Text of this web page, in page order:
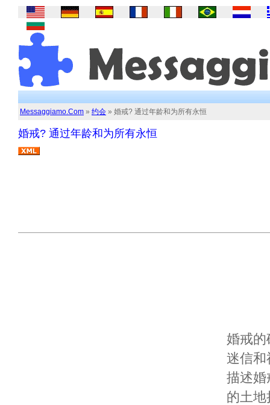
Messaggiamo.Com » 约会 » 婚戒? 通过年龄和为所有永恒
婚戒? 通过年龄和为所有永恒
婚戒
迷信和
描述婚
的土